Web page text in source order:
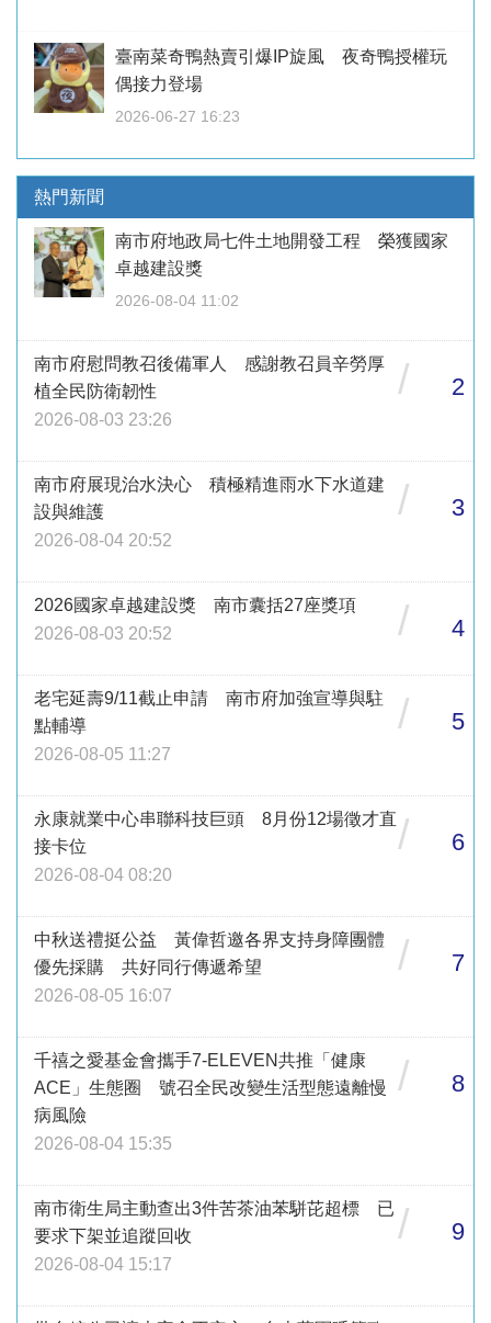
臺南菜奇鴨熱賣引爆IP旋風 夜奇鴨授權玩
偶接力登場
2026-06-27 16:23
熱門新聞
南市府地政局七件土地開發工程 榮獲國家
卓越建設獎
2026-08-04 11:02
南市府慰問教召後備軍人 感謝教召員辛勞厚
植全民防衛韌性
2026-08-03 23:26
/ 2
南市府展現治水決心 積極精進雨水下水道建
設與維護
2026-08-04 20:52
/ 3
2026國家卓越建設獎 南市囊括27座獎項
2026-08-03 20:52
/ 4
老宅延壽9/11截止申請 南市府加強宣導與駐
點輔導
2026-08-05 11:27
/ 5
永康就業中心串聯科技巨頭 8月份12場徵才直
接卡位
2026-08-04 08:20
/ 6
中秋送禮挺公益 黃偉哲邀各界支持身障團體
優先採購 共好同行傳遞希望
2026-08-05 16:07
/ 7
千禧之愛基金會攜手7-ELEVEN共推「健康
ACE」生態圈 號召全民改變生活型態遠離慢
病風險
2026-08-04 15:35
/ 8
南市衛生局主動查出3件苦茶油苯駢芘超標 已
要求下架並追蹤回收
2026-08-04 15:17
/ 9